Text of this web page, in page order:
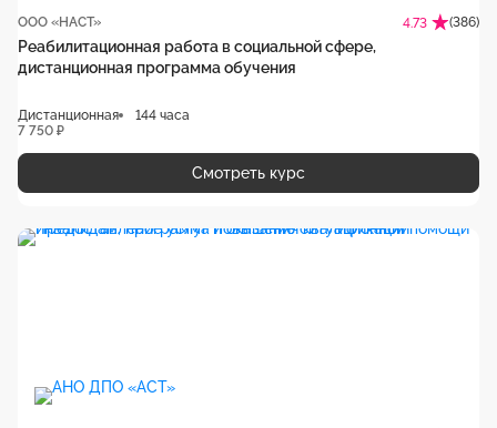
ООО «НАСТ» 4.73 (386)
Реабилитационная работа в социальной сфере,
дистанционная программа обучения
Дистанционная
144 часа
7 750 ₽
Смотреть курс